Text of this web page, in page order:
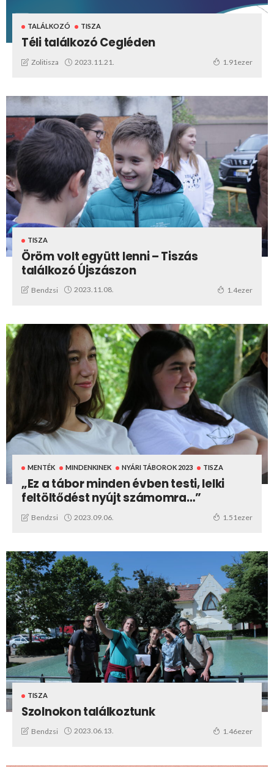
TALÁLKOZÓ TISZA
Téli találkozó Cegléden
Zolitisza 2023.11.21. 1.91ezer
TISZA
Öröm volt együtt lenni – Tiszás
találkozó Újszászon
Bendzsi 2023.11.08. 1.4ezer
MENTÉK MINDENKINEK NYÁRI TÁBOROK 2023 TISZA
„Ez a tábor minden évben testi, lelki
feltöltődést nyújt számomra…”
Bendzsi 2023.09.06. 1.51ezer
TISZA
Szolnokon találkoztunk
Bendzsi 2023.06.13. 1.46ezer